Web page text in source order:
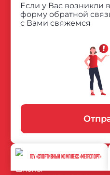
Если у Вас возникли
форму обратной
с Вами свяжемся
ГБУ «СПОРТИВНЫЙ КОМПЛЕКС «МЕГАСПОРТ»